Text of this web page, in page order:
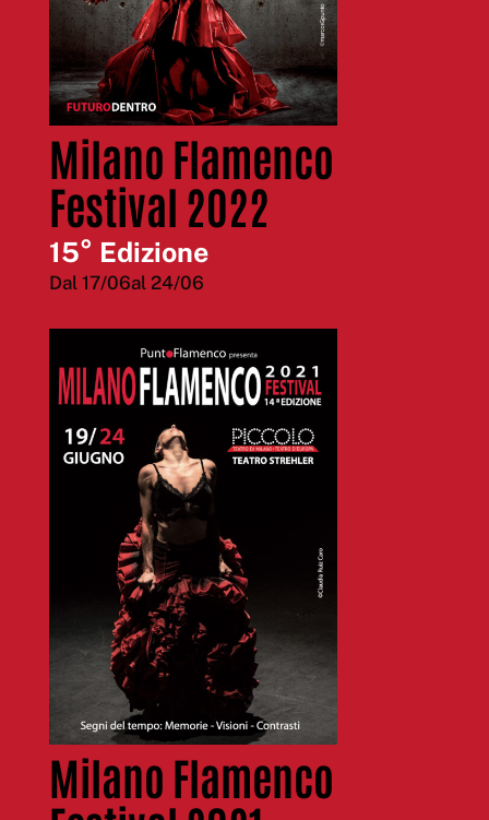
Milano Flamenco
Festival 2022
15° Edizione
Dal 17/06al 24/06
Milano Flamenco